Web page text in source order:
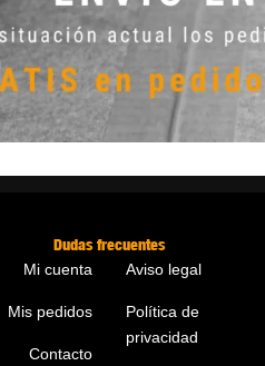
Dudas frecuentes
Mi cuenta
Mis pedidos
Contacto
Aviso legal
Política de
privacidad